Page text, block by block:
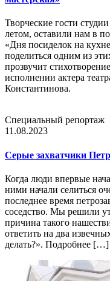
Творческие гости
летом, оставили нам в
«Дня посиделок на
поделиться одним из
прозвучит
исполнении актера
Константинова.
Специальный репортаж
11.08.2023
Серые захватчики
Когда люди впервые
ними начали селиться
последнее время
соседство. Мы решили
причина такого
ответить на два
делать?». Подробнее […]